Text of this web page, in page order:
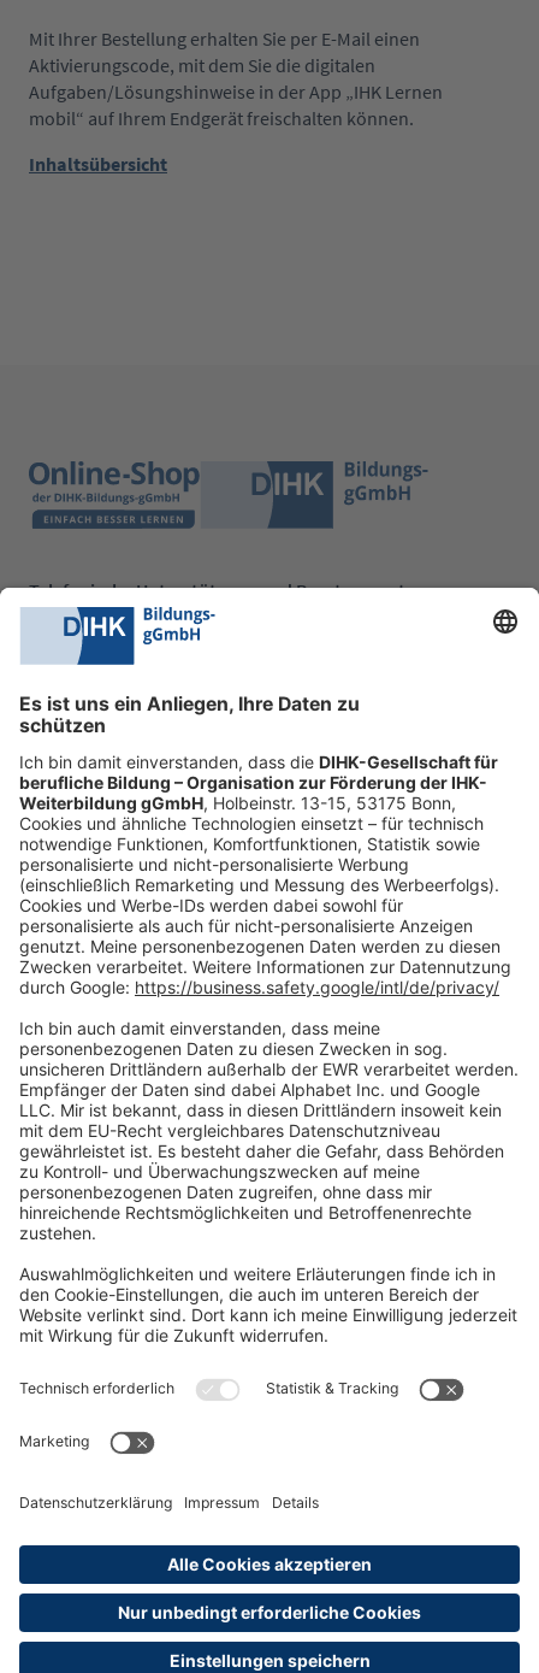
Mit Ihrer Bestellung erhalten Sie per E-Mail einen
Aktivierungscode, mit dem Sie die digitalen
Aufgaben/Lösungshinweise in der App „IHK Lernen
mobil“ auf Ihrem Endgerät freischalten können.
Inhaltsübersicht
Telefonische Unterstützung und Beratung unter:
0228 6205 205
Fr.:
09:00-14:00 Uhr
shop@dihk-bildung.shop
Vertrag widerrufen
Zahlungsarten
Social Media
Oft Gesucht
Rund um die Prüfung
Datenschutzerklärung
Widerrufsrecht
Versandinformationen
Erklärung zur Barrierefreiheit
Abonnements hier kündigen
Cookie-Einstellungen